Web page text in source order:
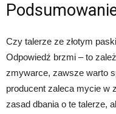
Czy talerze ze złotym
Odpowiedź brzmi – to
zmywarce, zawsze warto
producent zaleca mycie w
zasad dbania o te talerze,